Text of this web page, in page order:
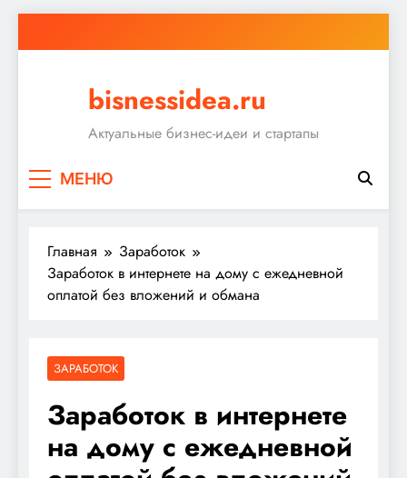
к
bisnessidea.ru
Актуальные бизнес-идеи и стартапы
МЕНЮ
Главная
Заработок
Заработок в интернете на дому с ежедневной
оплатой без вложений и обмана
ЗАРАБОТОК
Заработок в интернете
на дому с ежедневной